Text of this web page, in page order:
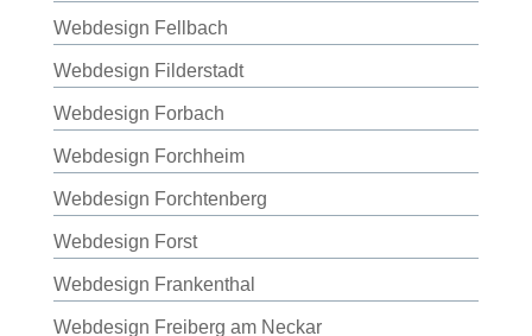
Webdesign Fellbach
Webdesign Filderstadt
Webdesign Forbach
Webdesign Forchheim
Webdesign Forchtenberg
Webdesign Forst
Webdesign Frankenthal
Webdesign Freiberg am Neckar